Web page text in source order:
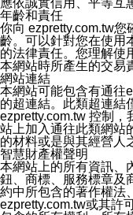
3.點選「提供使用資
4.點選「LINE通知型
5.開關「接收LINE
❗️關閉「接收通知型
官方帳號或認證官
應依誠實信用、平等互
年齡和責任
你向 ezpretty.com.tw
齡。可以針對您在使用
的法律責任。您理解使
本網站時所產生的交易
網站連結
本網站可能包含有通往
的超連結。此類超連結
ezpretty.com.tw 控制，
站上加入通往此類網站
的材料或是與其經營人
智慧財產權聲明
本網站上的所有資訊、
鈕、商標、服務標章及
約中所包含的著作權法
ezpretty.com.tw或其許